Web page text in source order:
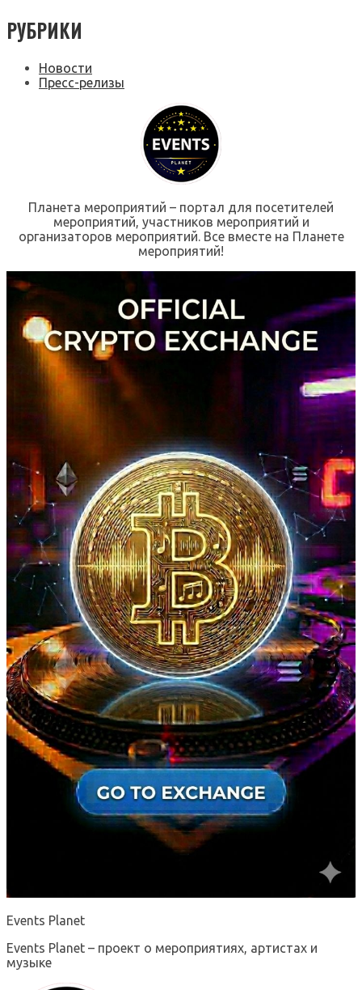
РУБРИКИ
Новости
Пресс-релизы
Планета мероприятий – портал для посетителей
мероприятий, участников мероприятий и
организаторов мероприятий. Все вместе на Планете
мероприятий!
Events Planet
Events Planet – проект о мероприятиях, артистах и
музыке